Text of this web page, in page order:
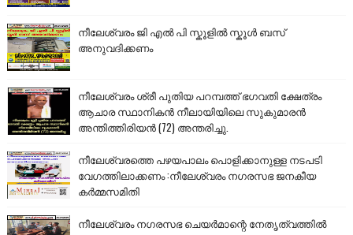
നീലേശ്വരം ജി എൽ പി സ്കൂളിൽ സ്കൂൾ ബസ്
അനുവദിക്കണം
നീലേശ്വരം ശ്രീ പുതിയ പറമ്പത്ത് ഭഗവതി ക്ഷേത്രം
ആചാര സ്ഥാനികൻ നീലായിയിലെ സുകുമാരൻ
അന്തിത്തിരിയൻ (72) അന്തരിച്ചു.
നീലേശ്വരത്തെ പഴയപാലം പൊളിക്കാനുള്ള നടപടി
വേഗത്തിലാക്കണം :നീലേശ്വരം നഗരസഭ ജനകീയ
കർമ്മസമിതി
നീലേശ്വരം നഗരസഭ ചെയർമാന്റെ നേതൃത്വത്തിൽ